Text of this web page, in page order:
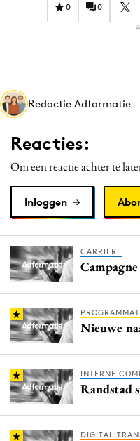
Gedragsverandering
Martech
Media
Merkstrategie
PR
Programmatic
Reputatie & crisis
0 0
Redactie Adformatie
Reacties:
Om een reactie achter te
Inloggen
CARRIERE
Nieuwe
INTERNE
Randstad
DIGITAL